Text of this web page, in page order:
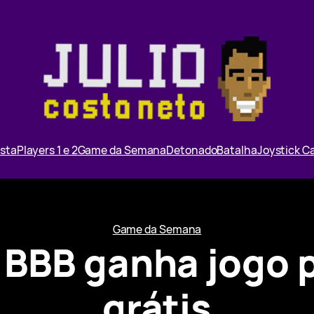
Players 1 e 2Game da SemanaDetonadoBatalhaJoystick
Game da Semana
ganha jogo